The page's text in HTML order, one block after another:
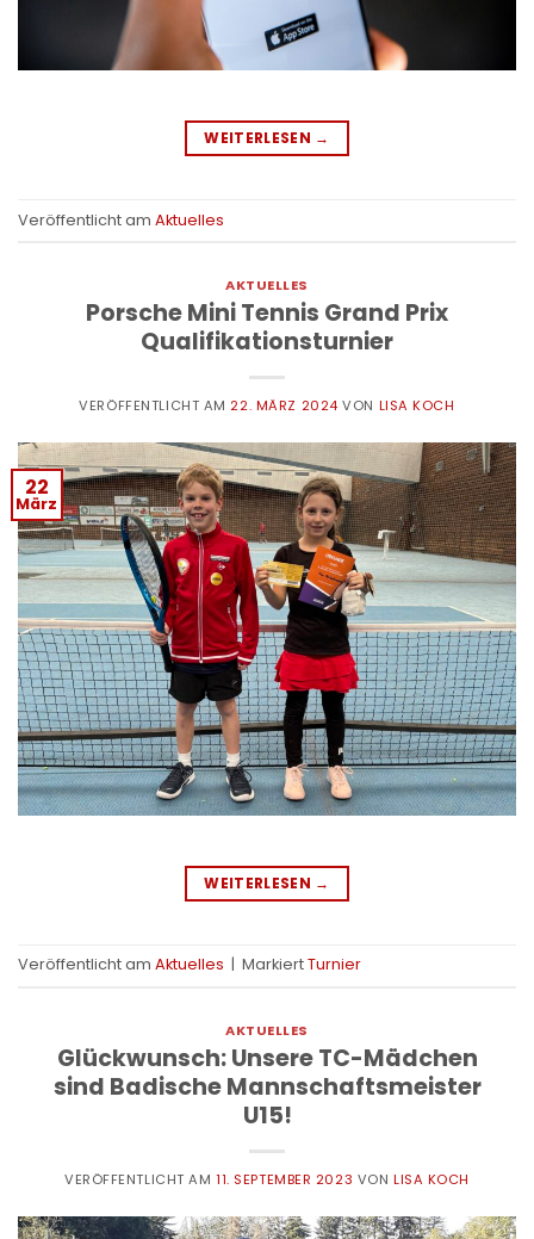
WEITERLESEN →
Veröffentlicht am Aktuelles
AKTUELLES
Porsche Mini Tennis Grand Prix
Qualifikationsturnier
VERÖFFENTLICHT AM 22. MÄRZ 2024 VON LISA KOCH
22
März
WEITERLESEN →
Veröffentlicht am Aktuelles | MarkiertTurnier
AKTUELLES
Glückwunsch: Unsere TC-Mädchen
sind Badische Mannschaftsmeister
U15!
VERÖFFENTLICHT AM11. SEPTEMBER 2023 VON LISA KOCH